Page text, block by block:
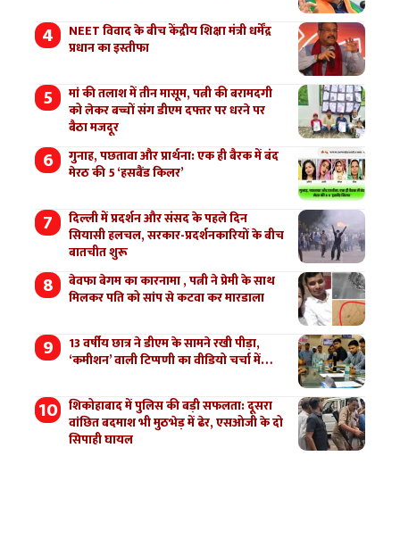
NEET विवाद के बीच केंद्रीय शिक्षा मंत्री धर्मेंद्र
प्रधान का इस्तीफा
मां की तलाश में तीन मासूम, पत्नी की बरामदगी
को लेकर बच्चों संग डीएम दफ्तर पर धरने पर
बैठा मजदूर
गुनाह, पछतावा और प्रार्थना: एक ही बैरक में बंद
मेरठ की 5 ‘हसबैंड किलर’
दिल्ली में प्रदर्शन और संसद के पहले दिन
सियासी हलचल, सरकार-प्रदर्शनकारियों के बीच
बातचीत शुरू
बेवफा बेगम का कारनामा , पत्नी ने प्रेमी के साथ
मिलकर पति को सांप से कटवा कर मारडाला
13 वर्षीय छात्र ने डीएम के सामने रखी पीड़ा,
‘कमीशन’ वाली टिप्पणी का वीडियो चर्चा में…
शिकोहाबाद में पुलिस की बड़ी सफलता: दूसरा
वांछित बदमाश भी मुठभेड़ में ढेर, एसओजी के दो
सिपाही घायल